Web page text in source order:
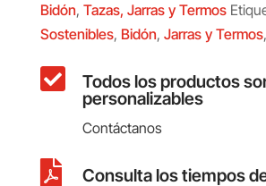
Bidón, Tazas, Jarras y Termos
Sostenibles, Bidón, Jarras y Termos,
 Todos los productos
personalizables
Contáctanos
 Consulta los tiempos